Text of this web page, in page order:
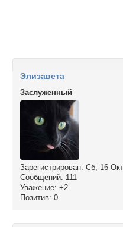
Элизавета
Заслуженный
Зарегистрирован: Сб, 16
Сообщений: 111
Уважение: +2
Позитив: 0